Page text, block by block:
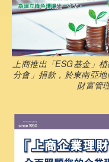
上商推出「ESG基金」
分會」捐款，於東南亞
財富管